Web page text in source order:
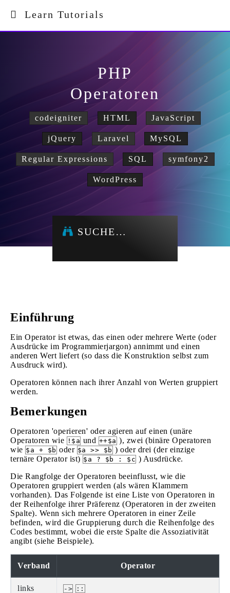
Learn Tutorials
PHP
Operatoren
codeigniter HTML JavaScript
jQuery Laravel MySQL
Regular Expressions SQL symfony2
WordPress
SUCHE…
Einführung
Ein Operator ist etwas, das einen oder mehrere Werte (oder
Ausdrücke im Programmierjargon) annimmt und einen
anderen Wert liefert (so dass die Konstruktion selbst zum
Ausdruck wird).
Operatoren können nach ihrer Anzahl von Werten gruppiert
werden.
Bemerkungen
Operatoren 'operieren' oder agieren auf einen (unäre
Operatoren wie !$a und ++$a ), zwei (binäre Operatoren
wie $a + $b oder $a >> $b ) oder drei (der einzige
ternäre Operator ist) $a ? $b : $c ) Ausdrücke.
Die Rangfolge der Operatoren beeinflusst, wie die
Operatoren gruppiert werden (als wären Klammern
vorhanden). Das Folgende ist eine Liste von Operatoren in
der Reihenfolge ihrer Präferenz (Operatoren in der zweiten
Spalte). Wenn sich mehrere Operatoren in einer Zeile
befinden, wird die Gruppierung durch die Reihenfolge des
Codes bestimmt, wobei die erste Spalte die Assoziativität
angibt (siehe Beispiele).
Verband Operator
links -> ::